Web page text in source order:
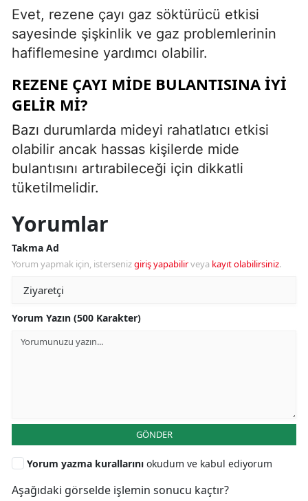
Evet, rezene çayı gaz söktürücü etkisi
sayesinde şişkinlik ve gaz problemlerinin
hafiflemesine yardımcı olabilir.
REZENE ÇAYI MIDE BULANTISINA IYI
GELIR MI?
Bazı durumlarda mideyi rahatlatıcı etkisi
olabilir ancak hassas kişilerde mide
bulantısını artırabileceği için dikkatli
tüketilmelidir.
Yorumlar
Takma Ad
Yorum yapmak için, istersenizgiriş yapabilirveya kayıt olabilirsiniz.
Yorum Yazın (500 Karakter)
GÖNDER
Yorum yazma kurallarını okudum ve kabul ediyorum
Aşağıdaki görselde işlemin sonucu kaçtır?